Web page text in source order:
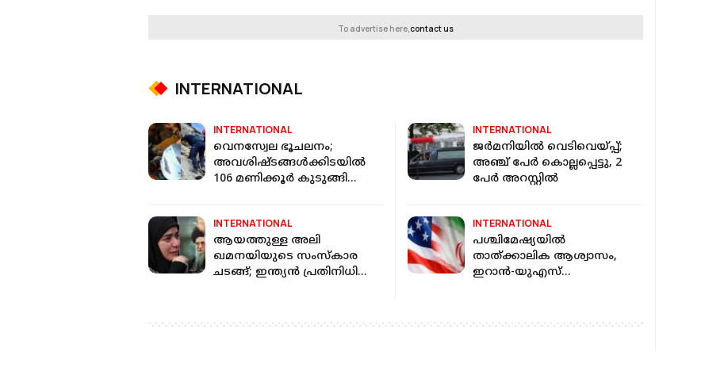
To advertise here,contact us
INTERNATIONAL
INTERNATIONAL
വെനസ്വേല ഭൂചലനം;
അവശിഷ്ടങ്ങള്‍ക്കിടയില്‍
106 മണിക്കൂര്‍ കുടുങ്ങി
INTERNATIONAL
ജർമനിയിൽ വെടിവെയ്പ്പ്;
അഞ്ച് പേർ കൊല്ലപ്പെട്ടു, 2
പേർ അറസ്റ്റിൽ
INTERNATIONAL
ആയത്തുള്ള അലി
ഖമനയിയുടെ സംസ്‌കാര
ചടങ്ങ്; ഇന്ത്യന്‍ പ്രതിനിധി
INTERNATIONAL
പശ്ചിമേഷ്യയില്‍
താത്ക്കാലിക ആശ്വാസം,
ഇറാന്‍-യുഎസ്
നടക്കും